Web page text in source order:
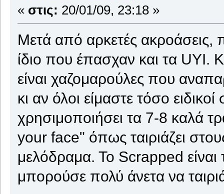
« στις: 20/01/09, 23:18 »
Μετά από αρκετές ακροάσεις,
ίδιο που έπασχαν και τα UYI.
είναι χαζομαρούλες που
κι αν όλοι είμαστε τόσο
χρησιμοποιήσει τα 7-8 καλά
your face" όπως ταιριάζει
μελόδραμα. Το Scrapped
μπορούσε πολύ άνετα να